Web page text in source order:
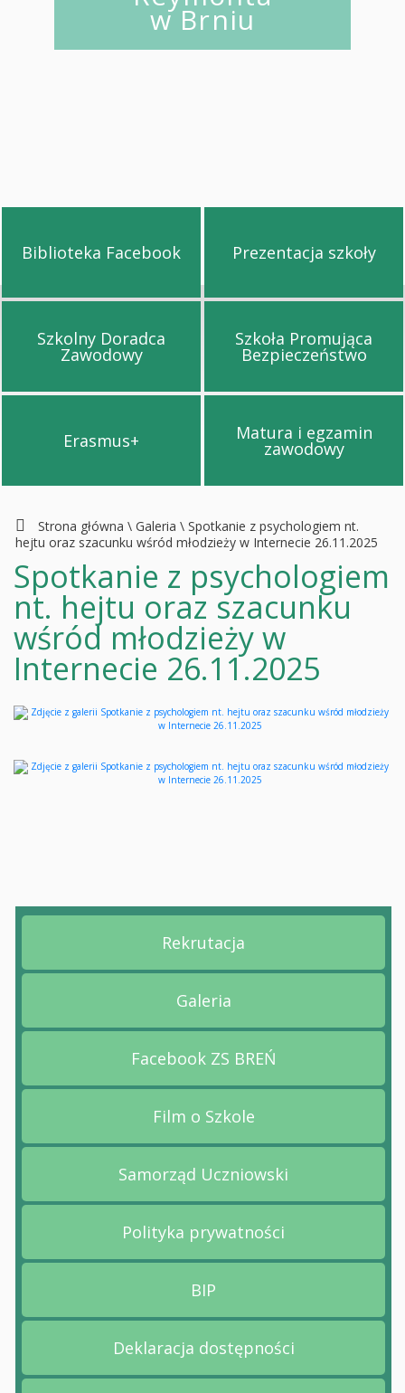
w Brniu
Przejdź na stronę Biblioteka Facebook
Biblioteka Facebook Przejdź na
Prezentacja szkoły
Przejdź na stronę Szkolny Doradca
Szkolny Doradca
Zawodowy Przejdź na
Szkoła Promująca
Bezpieczeństwo
Przejdź na stronę Erasmus+
Erasmus+ Przejdź na
Matura i egzamin
zawodowy
Strona główna \ Galeria \ Spotkanie z psychologiem nt.
hejtu oraz szacunku wśród młodzieży w Internecie 26.11.2025
Spotkanie z psychologiem
nt. hejtu oraz szacunku
wśród młodzieży w
Internecie 26.11.2025
Przejdź na stronę
Rekrutacja
Przejdź na stronę Galeria
Galeria
Przejdź na stronę
Facebook ZS BREŃ
Przejdź na stronę Film o
Film o Szkole
Przejdź na stronę
Samorząd Uczniowski
Przejdź na stronę
Polityka prywatności
Przejdź na stronę BIP
BIP
Przejdź na stronę
Deklaracja dostępności